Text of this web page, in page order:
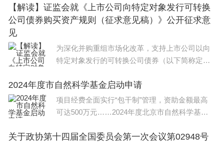
【解读】证监会就《上市公司向特定对象发行可转换
公司债券购买资产规则（征求意见稿）》公开征求意
见
为深化并购重组市场化改革，支持上市公司以向
特定对象发行的可转换公司债券（以下简称定向
期试点经验的基础上，起草了《上市公司向特定
对象发行可转换
2024年度市自然科学基金启动申请
项目经费全面实行“包干制”管理，资助金额最高
可达500万元……2024年度北京市自然科学基金
北京市杰出青年科学基金项目、重点研究专题项
关于政协第十四届全国委员会第一次会议第02948号